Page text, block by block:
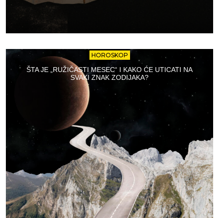
HOROSKOP
ŠTA JE „RUŽIČASTI MESEC“ I KAKO ĆE UTICATI NA
SVAKI ZNAK ZODIJAKA?